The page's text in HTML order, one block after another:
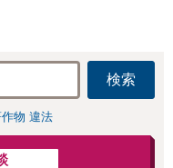
応可：開示請求の
意見照会が来たと
きの対処法、被害
者との示談交渉
検索
作物 違法